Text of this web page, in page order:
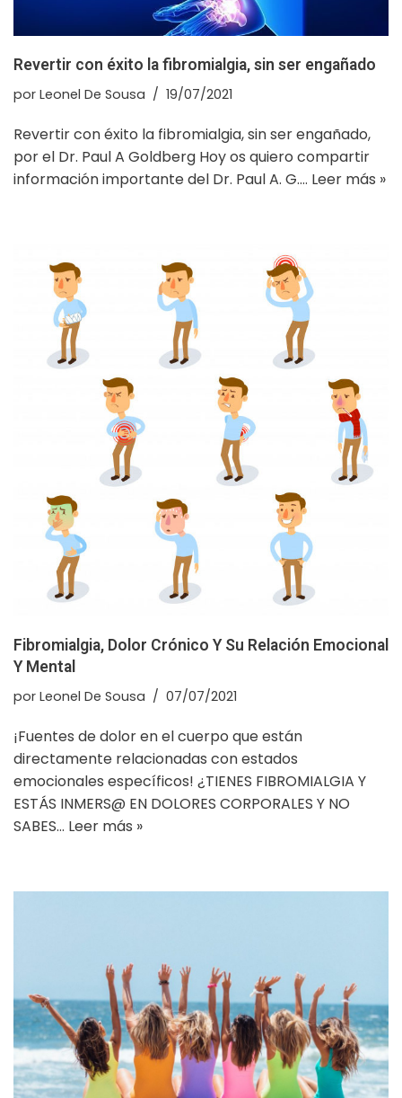
Revertir con éxito la fibromialgia, sin ser engañado
por Leonel De Sousa 19/07/2021
Revertir con éxito la fibromialgia, sin ser engañado,
por el Dr. Paul A Goldberg Hoy os quiero compartir
información importante del Dr. Paul A. G.… Leer más »
Fibromialgia, Dolor Crónico Y Su Relación Emocional
Y Mental
por Leonel De Sousa 07/07/2021
¡Fuentes de dolor en el cuerpo que están
directamente relacionadas con estados
emocionales específicos! ¿TIENES FIBROMIALGIA Y
ESTÁS INMERS@ EN DOLORES CORPORALES Y NO
SABES… Leer más »